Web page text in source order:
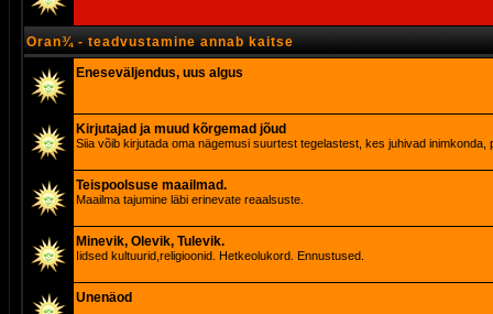
Oran¾ - teadvustamine annab kaitse
Eneseväljendus, uus algus
Kirjutajad ja muud kõrgemad jõud
Siia võib kirjutada oma nägemusi suurtest tegelastest, kes juhivad inimkonda,
Teispoolsuse maailmad.
Maailma tajumine läbi erinevate reaalsuste.
Minevik, Olevik, Tulevik.
Iidsed kultuurid,religioonid. Hetkeolukord. Ennustused.
Unenäod